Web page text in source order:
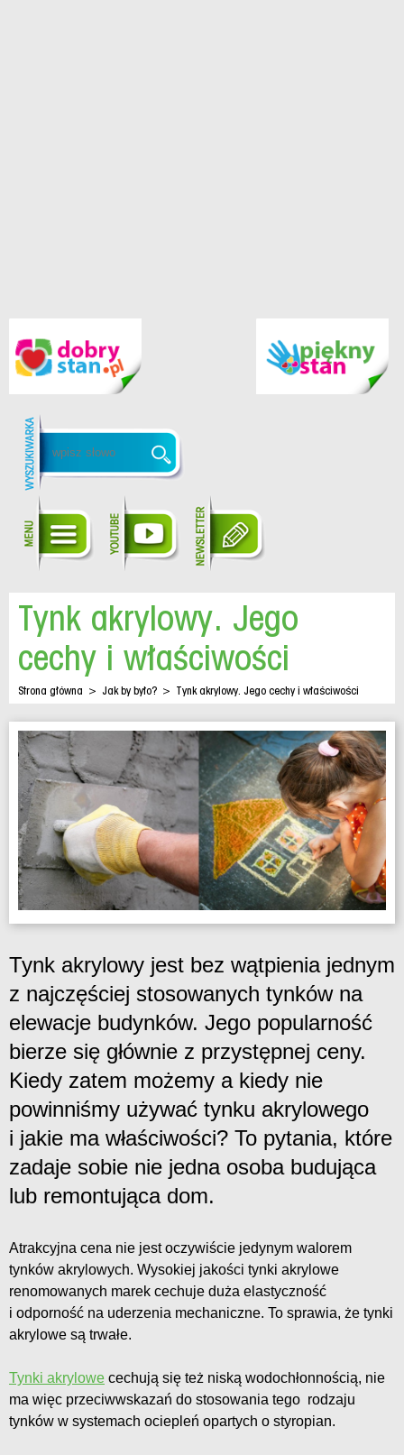
Tynk akrylowy. Jego
cechy i właściwości
Strona główna > Jak by było? > Tynk akrylowy. Jego cechy i właściwości
Tynk akrylowy jest bez wątpienia jednym
z najczęściej stosowanych tynków na
elewacje budynków. Jego popularność
bierze się głównie z przystępnej ceny.
Kiedy zatem możemy a kiedy nie
powinniśmy używać tynku akrylowego
i jakie ma właściwości? To pytania, które
zadaje sobie nie jedna osoba budująca
lub remontująca dom.
Atrakcyjna cena nie jest oczywiście jedynym walorem
tynków akrylowych. Wysokiej jakości tynki akrylowe
renomowanych marek cechuje duża elastyczność
i odporność na uderzenia mechaniczne. To sprawia, że tynki
akrylowe są trwałe.
Tynki akrylowe cechują się też niską wodochłonnością, nie
ma więc przeciwwskazań do stosowania tego rodzaju
tynków w systemach ociepleń opartych o styropian.